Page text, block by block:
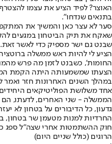
האוצר? לפיד הציע את עצמו
בתנאים שנדחו".
סער לא עצר כאן והמשיך את
שאקח את תיק הביטחון במגעים
שבנט גם ישר מספיק כדי לאשר
הציע לי להיות ראש ממשלה
החומות', כשבנט לזמן מה פרש
הצעתו שמשמעותה היתה הקמת
במהלך השנים האחרונות חזר ואמר
אחד משלושת הפוליטיקאים
הממשלה - שני האחרים, לדעתו, הם
גדעון, כל הדיבורים על בטחון לא
החרדיות למנות מטעמן שר
הרוגים (כולל שניים היום)